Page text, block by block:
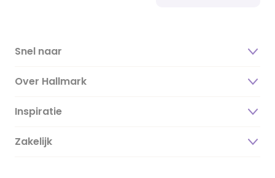
Snel naar
Over Hallmark
Over ons
Duurzaamheid
Inspiratie
Magazine
Zakelijk